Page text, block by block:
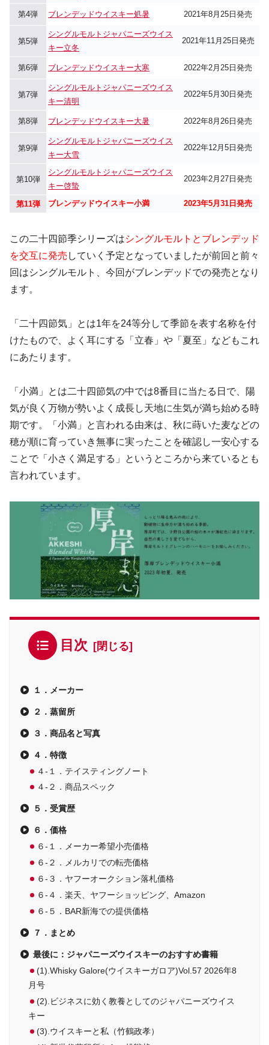
第4弾 ブレンデッドウイスキー処暑 2021年8月25日発売
第5弾
シングルモルトジャパニーズウイス
キー立冬
2021年11月25日発売
第6弾 ブレンデッドウイスキー大寒 2022年2月25日発売
第7弾
シングルモルトジャパニーズウイス
キー清明
2022年5月30日発売
第8弾 ブレンデッドウイスキー大暑 2022年8月26日発売
第9弾
シングルモルトジャパニーズウイス
キー大雪
2022年12月5日発売
第10弾
シングルモルトジャパニーズウイス
キー啓蟄
2023年2月27日発売
第11弾 ブレンデッドウイスキー小満 2023年5月31日発売
この二十四節季シリーズはシングルモルトとブレンデッド
を交互に発売 していく予定となっていましたが前回と前々
回はシングルモルト、今回がブレンデッドでの発売となり
ます。
「二十四節気」とは1年を24等分して季節を表す名称を付
けたもので、よく耳にする「立春」や「夏至」などもこれ
にあたります。
「小満」とは二十四節気の中では8番目に当たる日で、陽
気が良く万物が勢いよく成長し天地に生気が満ち始める時
期です。「小満」と言われる由来は、秋に蒔いた麦などの
穂が順に育っていき無事に実ったことを確認し一安心する
ことで「小さく満足する」というところから来ているとも
言われています。
目次
１．メーカー
２．蒸留所
３．商品名と写真
４．特徴
４-１．テイスティングノート
４-２．商品スペック
５．受賞歴
６．価格
６-１．メーカー希望小売価格
６-２．メルカリでの転売価格
６-３．ヤフーオークション落札価格
６-４．楽天、ヤフーショッピング、Amazon
６-５．BAR新海での提供価格
７．まとめ
最後に：ジャパニーズウイスキーのおすすめ書籍
(1).Whisky Galore(ウイスキーガロア)Vol.57 2026年8
月号
(2).ビジネスに効く教養としてのジャパニーズウイス
キー
(3).ウイスキーと私（竹鶴政孝）